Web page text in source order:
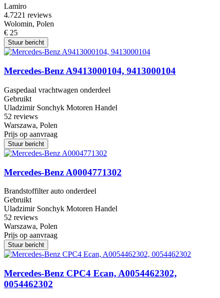
Lamiro
4.7221 reviews
Wolomin, Polen
€ 25
Stuur bericht
Mercedes-Benz A9413000104, 9413000104
Gaspedaal vrachtwagen onderdeel
Gebruikt
Uladzimir Sonchyk Motoren Handel
52 reviews
Warszawa, Polen
Prijs op aanvraag
Stuur bericht
Mercedes-Benz A0004771302
Brandstoffilter auto onderdeel
Gebruikt
Uladzimir Sonchyk Motoren Handel
52 reviews
Warszawa, Polen
Prijs op aanvraag
Stuur bericht
Mercedes-Benz CPC4 Ecan, A0054462302,
0054462302